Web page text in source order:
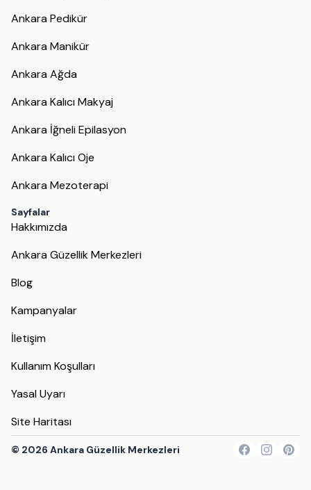
Ankara Pedikür
Ankara Manikür
Ankara Ağda
Ankara Kalıcı Makyaj
Ankara İğneli Epilasyon
Ankara Kalıcı Oje
Ankara Mezoterapi
Sayfalar
Hakkımızda
Ankara Güzellik Merkezleri
Blog
Kampanyalar
İletişim
Kullanım Koşulları
Yasal Uyarı
Site Haritası
© 2026 Ankara Güzellik Merkezleri